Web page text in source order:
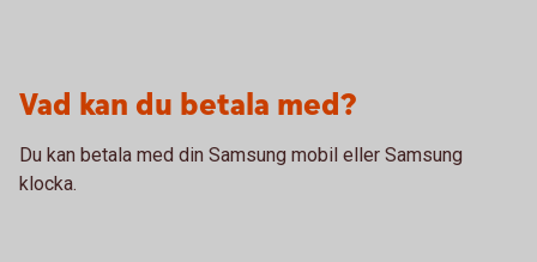
Vad kan du betala med?
Du kan betala med din Samsung mobil eller Samsung
klocka.